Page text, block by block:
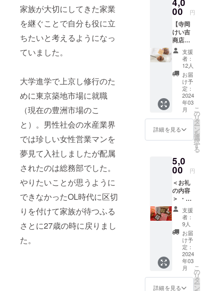
家族が大切にしてきた家業
を継ぐことで自分も役に立
ちたいと考えるようになっ
ていました。
大学進学で上京し修行のた
めに東京築地市場に就職
（現在の豊洲市場のこ
と）。男性社会の水産業界
では珍しい女性営業マンを
夢見て入社しましたが配属
されたのは総務部でした。
やりたいことが思うように
できなかったOL時代に区切
りを付けて家族が待つふる
さとに27歳の時に戻りまし
た。
ご支援
への感
謝の気
持ちを
お手紙
にして
お送り
します
て、全
体的に
薄味に
仕上げ
た新し
いつく
だ煮を
お礼に
お届け
しま
す。オ
イル不
使用で
白ごは
んには
もちろ
んです
ンやク
ラッ
カーに
合わせ
た食べ
方がお
すすめ
です。
＜お礼
の内容
＞ ・
soft塩
まぐろ
(145g)×
1 ・
追いか
は従来
の砂糖
やしょ
うゆを
ベース
に、焼
津で製
造され
た味噌
やかつ
お節、
静岡の
あらし
おを素
材ごと
にアク
体的に
薄味に
仕上げ
た新し
いつく
だ煮を
お礼に
お届け
しま
す。オ
イル不
使用で
白ごは
んには
もちろ
んです
がサラ
00 円
【寺岡
けい吉
商店の
新商品
詰め合
わせ】
（消費
税・送
料込
み） 新
商品の
中から
特に人
気の商
品を
セット
お礼に
お送り
致しま
す。 ＜
お礼の
内容＞
・やい
づのび
んづめ
soft塩
まぐろ
(145g)×
1個 ・
やいづ
のびん
づめ
smoke
支援
者：
12人
お届
け予
定：
2024
年03
月
詳細を見る
こ
の
リ
タ
ー
ン
を
選
択
す
る
5,0
00 円
＜お礼
の内容
＞ ・ま
ぐろの
土佐煮
(200g)×
1 ・ま
ぐろの
ぬれ角
(200g)×
1 ・鮪
かぶと
炊き
支援
者：
9人
お届
け予
定：
2024
年03
月
詳細を見る
こ
の
リ
タ
ー
ン